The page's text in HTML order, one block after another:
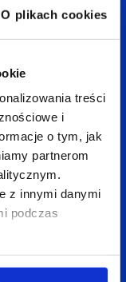
O plikach cookies
treści
i
o tym, jak
partnerom
z innymi danymi
podczas